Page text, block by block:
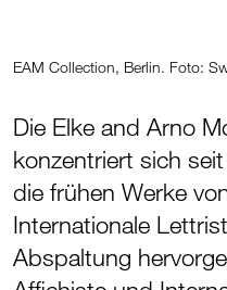
EAM Collection, Berlin. Foto:
Die Elke and Arno
konzentriert sich
die frühen Werke
Internationale
Abspaltung